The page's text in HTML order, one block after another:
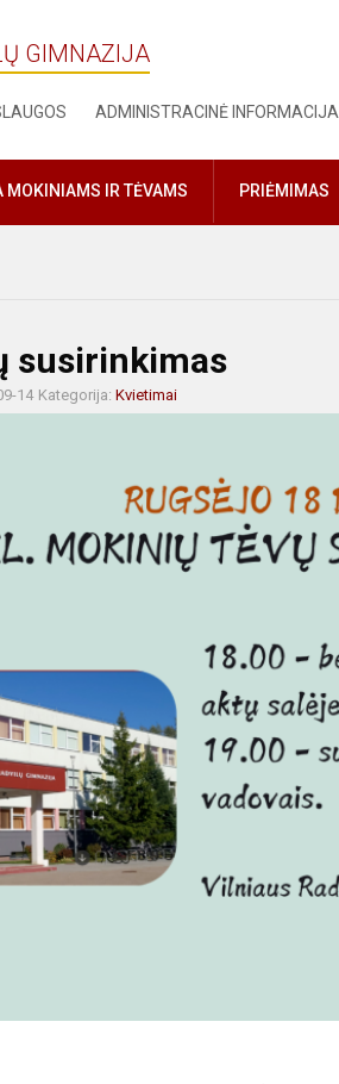
GIMNAZIJA
ADMINISTRACINĖ INFORMACIJA
MOKINIAMS IR TĖVAMS PRIĖMIMAS
susirinkimas
14 Kategorija: Kvietimai